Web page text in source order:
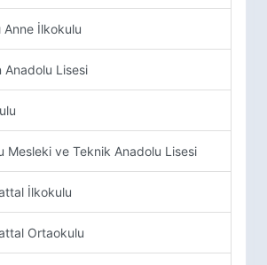
Anne İlkokulu
Anadolu Lisesi
Mesleki ve Teknik Anadolu Lisesi
İlkokulu
Ortaokulu